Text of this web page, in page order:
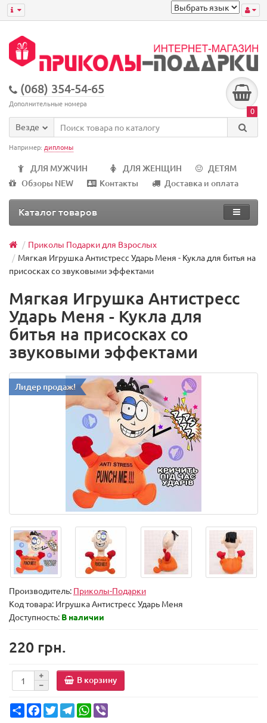
(068) 354-54-65
Дополнительные номера
0
Везде
Например: дипломы
ДЛЯ МУЖЧИН ДЛЯ ЖЕНЩИН
ДЕТЯМ
Обзоры NEW
Контакты Доставка и оплата
Каталог товаров
Приколы Подарки для Взрослых
Мягкая Игрушка Антистресс Ударь Меня - Кукла для битья на
присосках со звуковыми эффектами
Мягкая Игрушка Антистресс
Ударь Меня - Кукла для
битья на присосках со
звуковыми эффектами
Лидер продаж!
Производитель: Приколы-Подарки
Код товара: Игрушка Антистресс Ударь Меня
Доступность: В наличии
220 грн.
В корзину
Share FacebookTwitterTelegramWhatsApp